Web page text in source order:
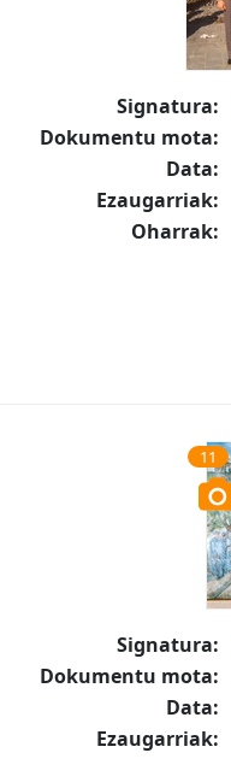
Signatura:
Dokumentu mota:
Data:
Ezaugarriak:
Oharrak:
11
Signatura:
Dokumentu mota:
Data:
Ezaugarriak: